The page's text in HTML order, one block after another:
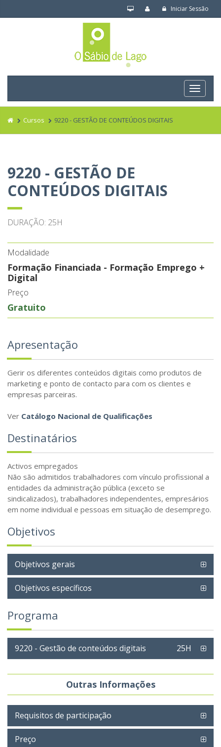
Iniciar Sessão
Cursos 9220 - GESTÃO DE CONTEÚDOS DIGITAIS
9220 - GESTÃO DE
CONTEÚDOS DIGITAIS
DURAÇÃO: 25H
Modalidade
Formação Financiada - Formação Emprego +
Digital
Preço
Gratuito
Apresentação
Gerir os diferentes conteúdos digitais como produtos de
marketing e ponto de contacto para com os clientes e
empresas parceiras.
Ver Catálogo Nacional de Qualificações
Destinatários
Activos empregados
Não são admitidos trabalhadores com vínculo profissional a
entidades da administração pública (exceto se
sindicalizados), trabalhadores independentes, empresários
em nome individual e pessoas em situação de desemprego.
Objetivos
Objetivos gerais
Objetivos específicos
Programa
9220 - Gestão de conteúdos digitais 25H
Outras Informações
Requisitos de participação
Preço